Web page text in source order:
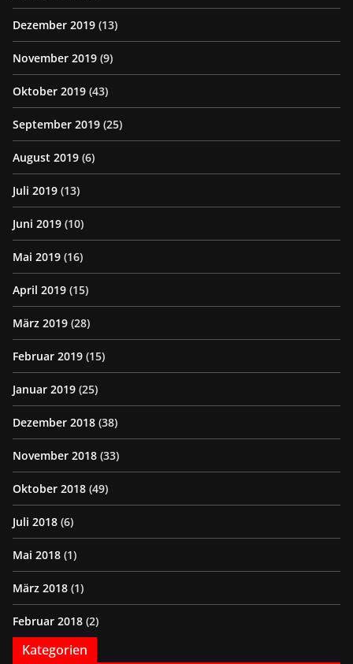
Dezember 2019 (13)
November 2019 (9)
Oktober 2019 (43)
September 2019 (25)
August 2019 (6)
Juli 2019 (13)
Juni 2019 (10)
Mai 2019 (16)
April 2019 (15)
März 2019 (28)
Februar 2019 (15)
Januar 2019 (25)
Dezember 2018 (38)
November 2018 (33)
Oktober 2018 (49)
Juli 2018 (6)
Mai 2018 (1)
März 2018 (1)
Februar 2018 (2)
Kategorien